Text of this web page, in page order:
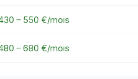
– 550 €/mois
– 680 €/mois